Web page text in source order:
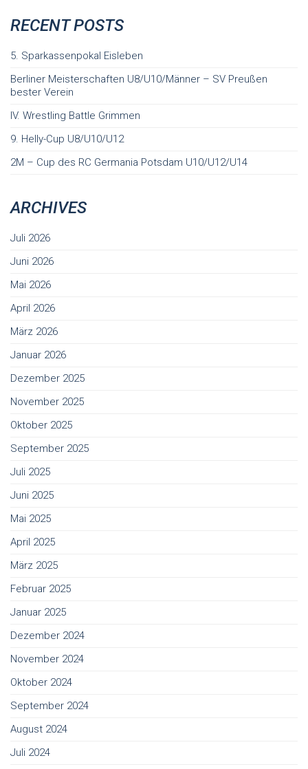
RECENT POSTS
5. Sparkassenpokal Eisleben
Berliner Meisterschaften U8/U10/Männer – SV Preußen
bester Verein
IV. Wrestling Battle Grimmen
9. Helly-Cup U8/U10/U12
2M – Cup des RC Germania Potsdam U10/U12/U14
ARCHIVES
Juli 2026
Juni 2026
Mai 2026
April 2026
März 2026
Januar 2026
Dezember 2025
November 2025
Oktober 2025
September 2025
Juli 2025
Juni 2025
Mai 2025
April 2025
März 2025
Februar 2025
Januar 2025
Dezember 2024
November 2024
Oktober 2024
September 2024
August 2024
Juli 2024